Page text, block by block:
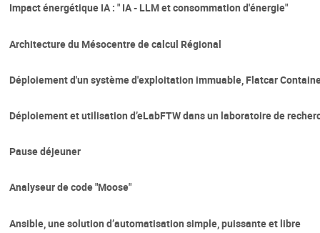
Impact énergétique IA : " IA - LLM et consommation d'énergie"
Architecture du Mésocentre de calcul Régional
Déploiement d'un système d'exploitation immuable, Flatcar
Déploiement et utilisation d’eLabFTW dans un laboratoire de
Pause déjeuner
Analyseur de code "Moose"
Ansible, une solution d’automatisation simple, puissante et libre